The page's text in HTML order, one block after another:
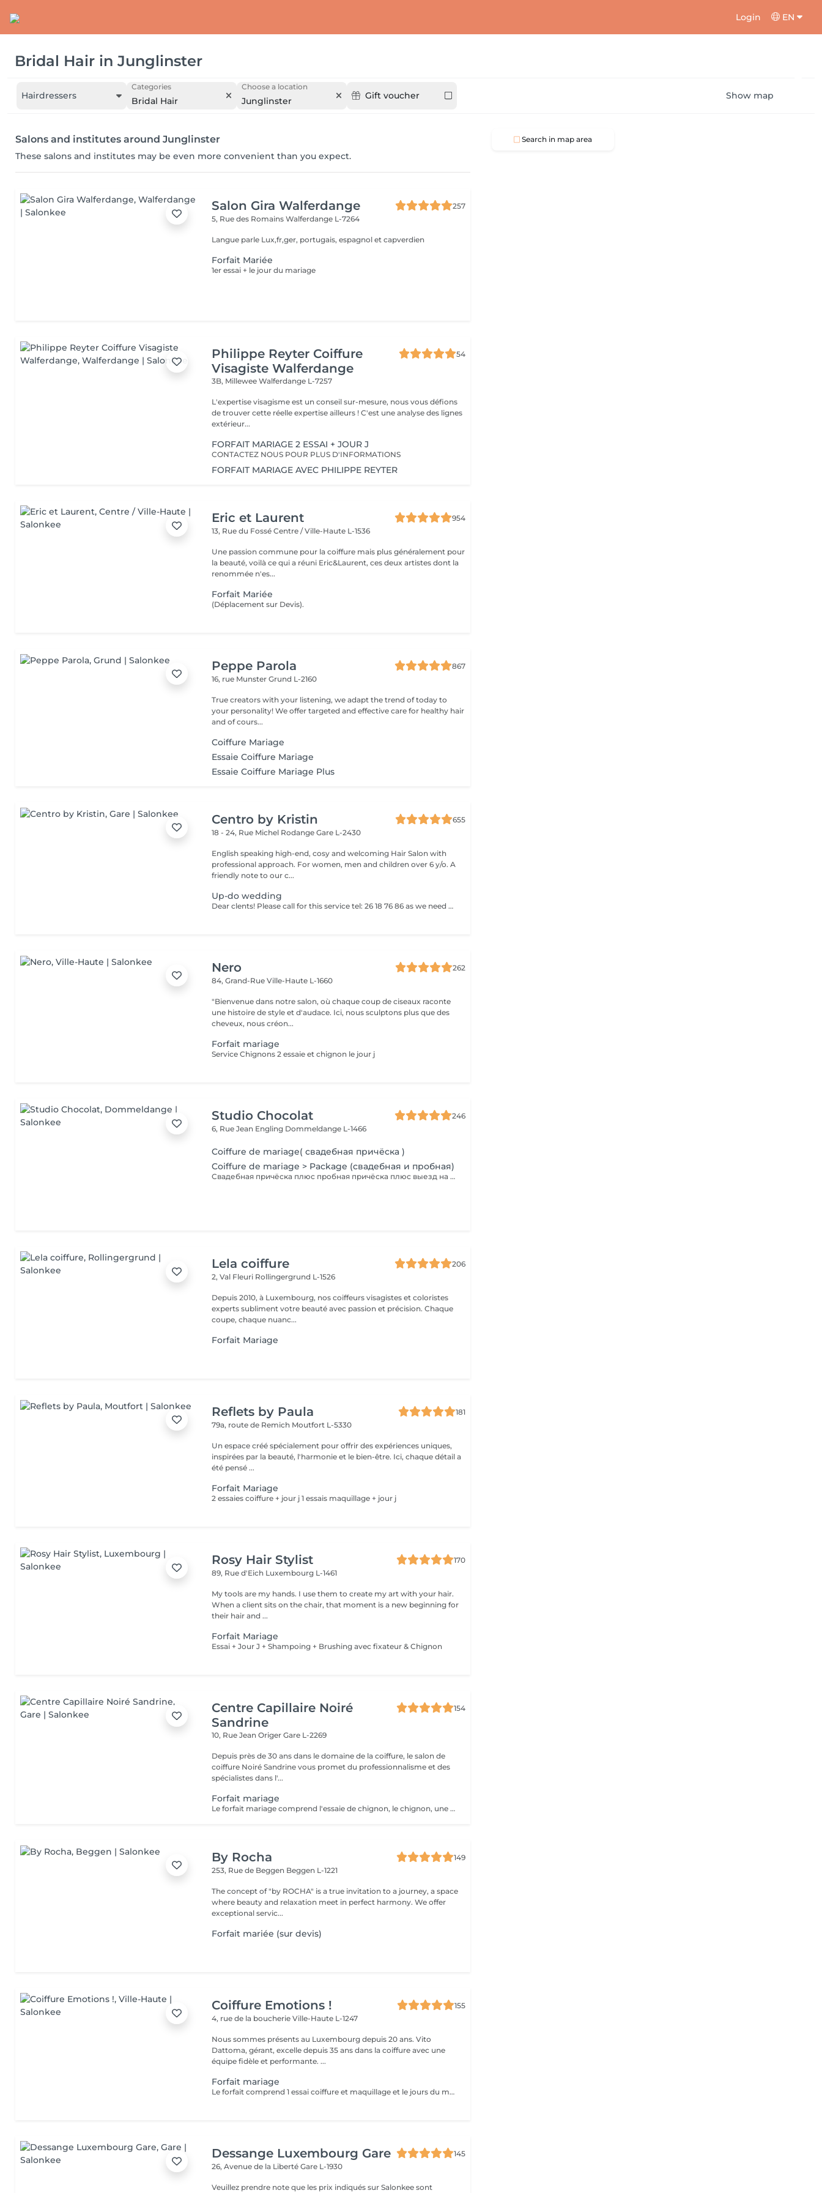
Login EN
Bridal Hair in Junglinster
Hairdressers
Categories
Bridal Hair
Choose a location
Junglinster Gift voucher Show map
Salons and institutes around Junglinster
These salons and institutes may be even more convenient than you expect.
Salon Gira Walferdange
257
5, Rue des RomainsWalferdange L-7264
Langue parle Lux,fr,ger, portugais, espagnol et capverdien
Forfait Mariée
1er essai + le jour du mariage
Philippe Reyter Coiffure
Visagiste Walferdange
54
3B, MilleweeWalferdange L-7257
L'expertise visagisme est un conseil sur-mesure, nous vous défions
de trouver cette réelle expertise ailleurs ! C'est une analyse des lignes
extérieur...
FORFAIT MARIAGE 2 ESSAI + JOUR J
CONTACTEZ NOUS POUR PLUS D'INFORMATIONS
FORFAIT MARIAGE AVEC PHILIPPE REYTER
Eric et Laurent
954
13, Rue du FosséCentre / Ville-Haute L-1536
Une passion commune pour la coiffure mais plus généralement pour
la beauté, voilà ce qui a réuni Eric&Laurent, ces deux artistes dont la
renommée n'es...
Forfait Mariée
(Déplacement sur Devis).
Peppe Parola
867
16, rue MunsterGrund L-2160
True creators with your listening, we adapt the trend of today to
your personality! We offer targeted and effective care for healthy hair
and of cours...
Coiffure Mariage
Essaie Coiffure Mariage
Essaie Coiffure Mariage Plus
Centro by Kristin
655
18 - 24, Rue Michel RodangeGare L-2430
English speaking high-end, cosy and welcoming Hair Salon with
professional approach. For women, men and children over 6 y/o. A
friendly note to our c...
Up-do wedding
Dear clents! Please call for this service tel: 26 18 76 86 as we need to book a trial styling before the big day. Wash-blowout- pins-curls/straightincluded A test run is a must, at least a week before! (Included)
Nero
262
84, Grand-RueVille-Haute L-1660
"Bienvenue dans notre salon, où chaque coup de ciseaux raconte
une histoire de style et d'audace. Ici, nous sculptons plus que des
cheveux, nous créon...
Forfait mariage
Service Chignons 2 essaie et chignon le jour j
Studio Chocolat
246
6, Rue Jean Engling Dommeldange L-1466
Coiffure de mariage( свадебная причёска )
Coiffure de mariage > Package (свадебная и пробная)
Свадебная причёска плюс пробная причёска плюс выезд на дом. Паркинг оплачивается отдельно.
Lela coiffure
206
2, Val Fleuri Rollingergrund L-1526
Depuis 2010, à Luxembourg, nos coiffeurs visagistes et coloristes
experts subliment votre beauté avec passion et précision. Chaque
coupe, chaque nuanc...
Forfait Mariage
Reflets by Paula
181
79a, route de Remich Moutfort L-5330
Un espace créé spécialement pour offrir des expériences uniques,
inspirées par la beauté, l'harmonie et le bien-être. Ici, chaque détail a
été pensé ...
Forfait Mariage
2 essaies coiffure + jour j 1 essais maquillage + jour j
Rosy Hair Stylist
170
89, Rue d'Eich Luxembourg L-1461
My tools are my hands. I use them to create my art with your hair.
When a client sits on the chair, that moment is a new beginning for
their hair and ...
Forfait Mariage
Essai + Jour J + Shampoing + Brushing avec fixateur & Chignon
Centre Capillaire Noiré
Sandrine
154
10, Rue Jean OrigerGare L-2269
Depuis près de 30 ans dans le domaine de la coiffure, le salon de
coiffure Noiré Sandrine vous promet du professionnalisme et des
spécialistes dans l'...
Forfait mariage
Le forfait mariage comprend l'essaie de chignon, le chignon, une manucure avec vernis et un maquillage
By Rocha
149
253, Rue de Beggen Beggen L-1221
The concept of "by ROCHA" is a true invitation to a journey, a space
where beauty and relaxation meet in perfect harmony. We offer
exceptional servic...
Forfait mariée (sur devis)
Coiffure Emotions !
155
4, rue de la boucherieVille-Haute L-1247
Nous sommes présents au Luxembourg depuis 20 ans. Vito
Dattoma, gérant, excelle depuis 35 ans dans la coiffure avec une
équipe fidèle et performante. ...
Forfait mariage
Le forfait comprend 1 essai coiffure et maquillage et le jours du mariage
Dessange Luxembourg Gare
145
26, Avenue de la LibertéGare L-1930
Veuillez prendre note que les prix indiqués sur Salonkee sont
Search in map area